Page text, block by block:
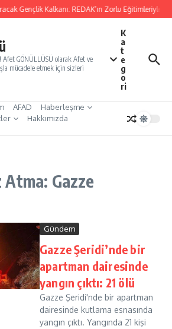
Gençlik Kalkanı: REDAK’ın Zorlu Eğitimleriyle
GÖNÜLLÜSÜ olarak Afet ve
mücadele etmek için sizleri
K
a
t
e
g
o
ri
AFAD
Haberleşme
Hakkımızda
Gazze
Gündem
Gazze Şeridi’nde bir
apartman dairesinde
yangın çıktı: 21 ölü
Gazze Şeridi'nde bir apartman
dairesinde kutlama esnasında
yangın çıktı. Yangında 21 kişi